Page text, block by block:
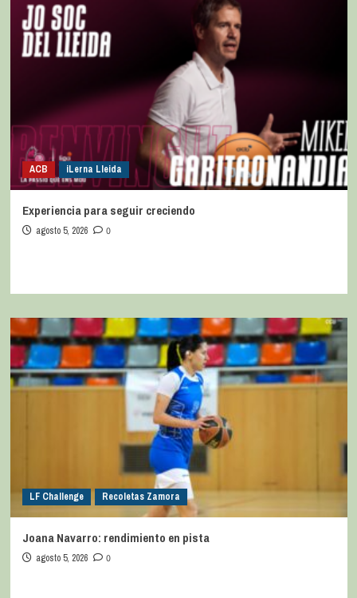
ACB iLerna Lleida
Experiencia para seguir creciendo
agosto 5, 2026 0
LF Challenge Recoletas Zamora
Joana Navarro: rendimiento en pista
agosto 5, 2026 0